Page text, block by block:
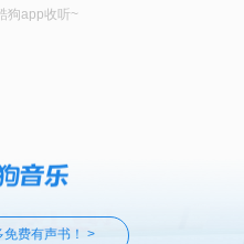
狗app收听~
费有声书！ >